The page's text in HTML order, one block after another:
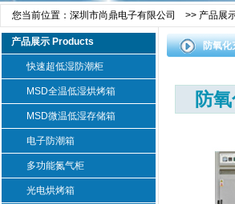
您当前位置： 深圳市尚鼎电子有限公司 >> 产品展
产品展示 Products
快速超低湿防潮柜
MSD全温低湿烘烤箱
MSD微温低湿存储箱
电子防潮箱
多功能氮气柜
光电烘烤箱
防氧化
防